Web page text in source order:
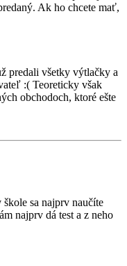
Ak ho chcete mať,
predali všetky výtlačky a
:( Teoreticky však
obchodoch, ktoré ešte
sa najprv naučíte
najprv dá test a z neho